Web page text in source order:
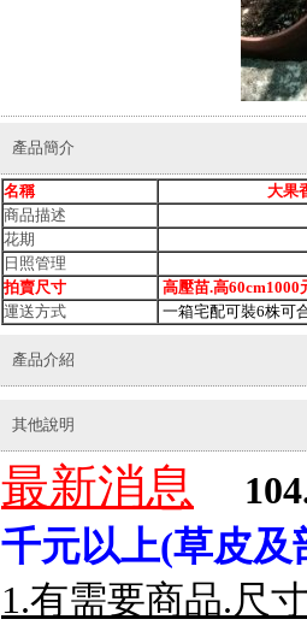
產品簡介
名稱
大果香
商品描述
花期
日照管理
拍賣尺寸
高壓苗.高60cm1000
運送方式
一箱宅配可裝6株可
產品介紹
其他說明
最新消息
千元以上(草皮及
1.有需要商品.尺